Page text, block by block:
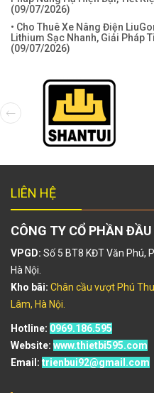
(09/07/2026)
• Cho Thuê Xe Nâng Điện
Lithium Sạc Nhanh, Giải Pháp
(09/07/2026)
LIÊN HỆ
CÔNG TY CỔ PHẦN
VPGD: Số 5 BT8 KĐT Văn Phú,
Hà Nội.
Kho bãi: Chân cầu vượt Phú
Lâm, Hà Nội.
Hotline: 0969.186.595
Website: www.thietbi595.com
Email: trienbui92@gmail.com